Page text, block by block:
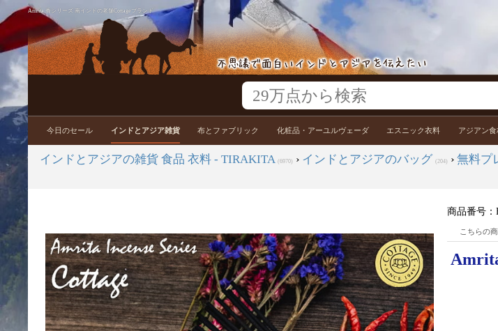
Amrita 香シリーズ 南インドの老舗Cottageブランド
今日のセール インドとアジア雑貨 布とファブリック 化粧品・アーユルヴェーダ エスニック衣料 アジアン食
インドとアジアの雑貨 食品 衣料 - TIRAKITA (6970) › インドとアジアのバッグ (204) › 無料プ
商品番号：
こちらの